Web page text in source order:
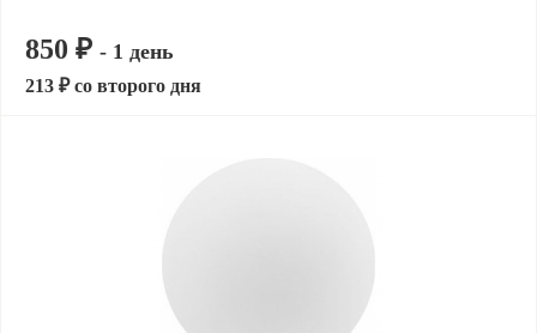
850 ₽ - 1 день
213 ₽ со второго дня